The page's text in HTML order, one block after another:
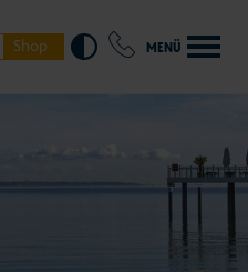
Shop MENÜ